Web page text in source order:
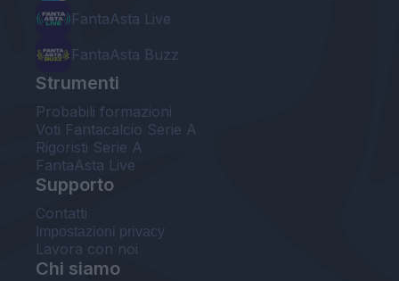
FantaAsta Live
FantaAsta Buzz
Strumenti
Probabili formazioni
Voti Fantacalcio Serie A
Rigoristi Serie A
FantaAsta Live
Supporto
Contatti
Impostazioni privacy
Lavora con noi
Chi siamo